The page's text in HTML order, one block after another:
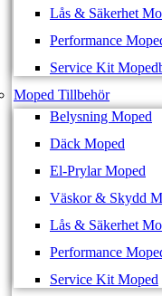
Lås & Säkerhet
Performance
Service Kit
Moped Tillbehör
Belysning Moped
Däck Moped
El-Prylar Moped
Väskor & Skydd
Lås & Säkerhet
Performance
Service Kit Moped